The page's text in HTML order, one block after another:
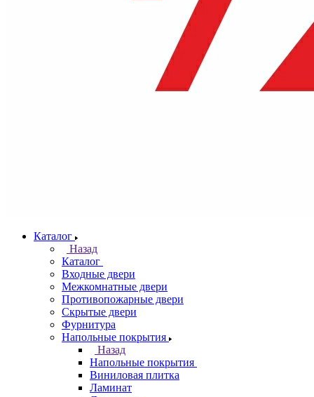
Каталог
Назад
Каталог
Входные двери
Межкомнатные двери
Противопожарные двери
Скрытые двери
Фурнитура
Напольные покрытия
Назад
Напольные покрытия
Виниловая плитка
Ламинат